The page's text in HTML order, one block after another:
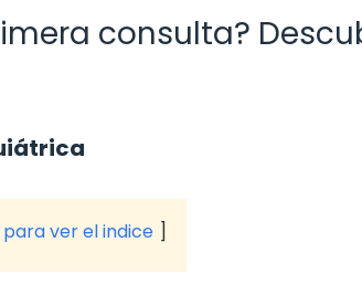
consulta?
ver el indice